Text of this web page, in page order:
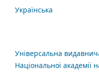
Українська
Універсальна
Національної академії